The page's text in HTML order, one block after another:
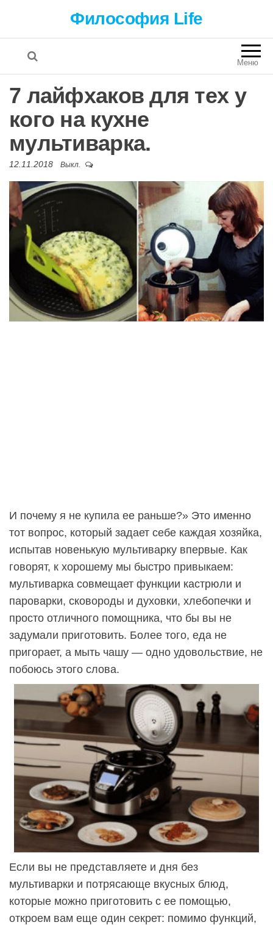
Философия Life
Меню
7 лайфхаков для тех у
кого на кухне
мультиварка.
12.11.2018 Выкл.
И почему я не купила ее раньше?» Это именно
тот вопрос, который задает себе каждая хозяйка,
испытав новенькую мультиварку впервые. Как
говорят, к хорошему мы быстро привыкаем:
мультиварка совмещает функции кастрюли и
пароварки, сковороды и духовки, хлебопечки и
просто отличного помощника, что бы вы не
задумали приготовить. Более того, еда не
пригорает, а мыть чашу — одно удовольствие, не
побоюсь этого слова.
Если вы не представляете и дня без
мультиварки и потрясающе вкусных блюд,
которые можно приготовить с ее помощью,
откроем вам еще один секрет: помимо функций,